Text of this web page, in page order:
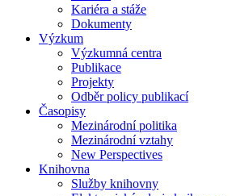
Kariéra a stáže
Dokumenty
Výzkum
Výzkumná centra
Publikace
Projekty
Odběr policy publikací
Časopisy
Mezinárodní politika
Mezinárodní vztahy
New Perspectives
Knihovna
Služby knihovny